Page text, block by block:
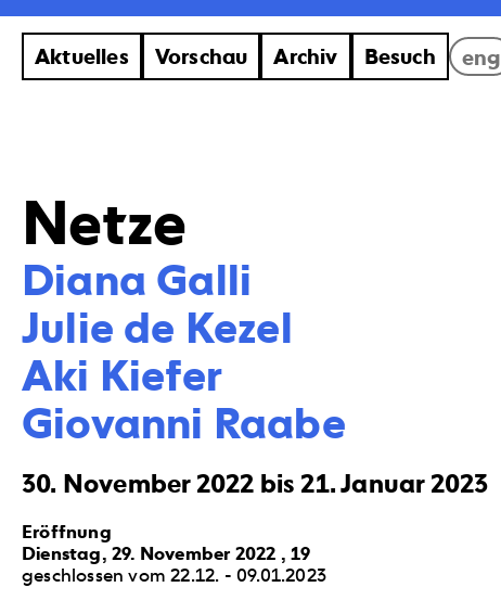
Aktuelles Vorschau Archiv Besuch eng
Netze
Diana Galli
Julie de Kezel
Aki Kiefer
Giovanni Raabe
30. November 2022 bis 21. Januar 2023
Eröffnung
Dienstag, 29. November 2022 , 19
geschlossen vom 22.12. - 09.01.2023